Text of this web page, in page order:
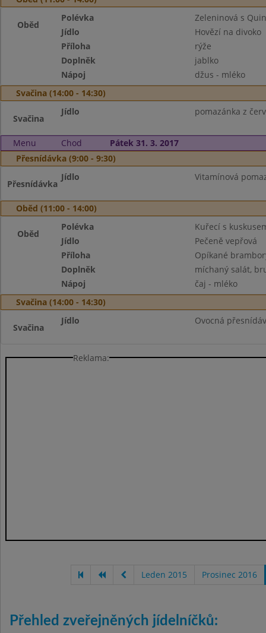
Oběd
Polévka
Zeleninová s
Jídlo
Hovězí na divoko
Příloha
rýže
Doplněk
jablko
Nápoj
džus - mléko
Svačina (14:00 - 14:30)
Svačina
Jídlo pomazánka z
Menu Chod
Pátek 31. 3. 2017
Přesnídávka (9:00 - 9:30)
Přesnídávka
Jídlo Vitamínová
Oběd (11:00 - 14:00)
Oběd
Polévka
Kuřecí s
Jídlo
Pečeně vepřová
Příloha
Opíkané
Doplněk
míchaný salát,
Nápoj
čaj - mléko
Svačina (14:00 - 14:30)
Svačina
Jídlo Ovocná
Reklama:
Leden 2015 Prosinec 2016
Přehled zveřejněných jídelníčků: